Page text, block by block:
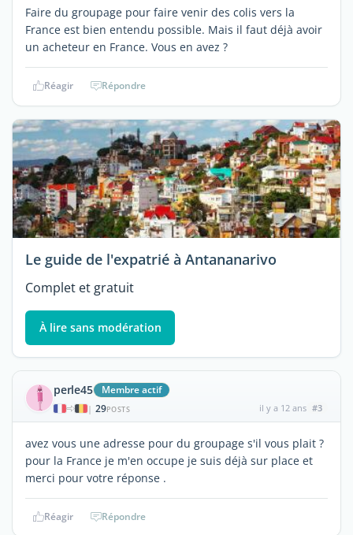
Faire du groupage pour faire venir des colis vers la
France est bien entendu possible. Mais il faut déjà avoir
un acheteur en France. Vous en avez ?
Réagir Répondre
Le guide de l'expatrié à Antananarivo
Complet et gratuit
À lire sans modération
perle45 Membre actif
| 29POSTS il y a 12 ans #3
avez vous une adresse pour du groupage s'il vous plait ?
pour la France je m'en occupe je suis déjà sur place et
merci pour votre réponse .
Réagir Répondre